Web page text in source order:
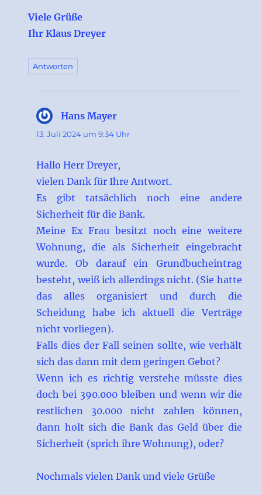
Viele Grüße
Ihr Klaus Dreyer
Antworten
Hans Mayer
13. Juli 2024 um 9:34 Uhr
Hallo Herr Dreyer,
vielen Dank für Ihre Antwort.
Es gibt tatsächlich noch eine andere
Sicherheit für die Bank.
Meine Ex Frau besitzt noch eine weitere
Wohnung, die als Sicherheit eingebracht
wurde. Ob darauf ein Grundbucheintrag
besteht, weiß ich allerdings nicht. (Sie hatte
das alles organisiert und durch die
Scheidung habe ich aktuell die Verträge
nicht vorliegen).
Falls dies der Fall seinen sollte, wie verhält
sich das dann mit dem geringen Gebot?
Wenn ich es richtig verstehe müsste dies
doch bei 390.000 bleiben und wenn wir die
restlichen 30.000 nicht zahlen können,
dann holt sich die Bank das Geld über die
Sicherheit (sprich ihre Wohnung), oder?
Nochmals vielen Dank und viele Grüße